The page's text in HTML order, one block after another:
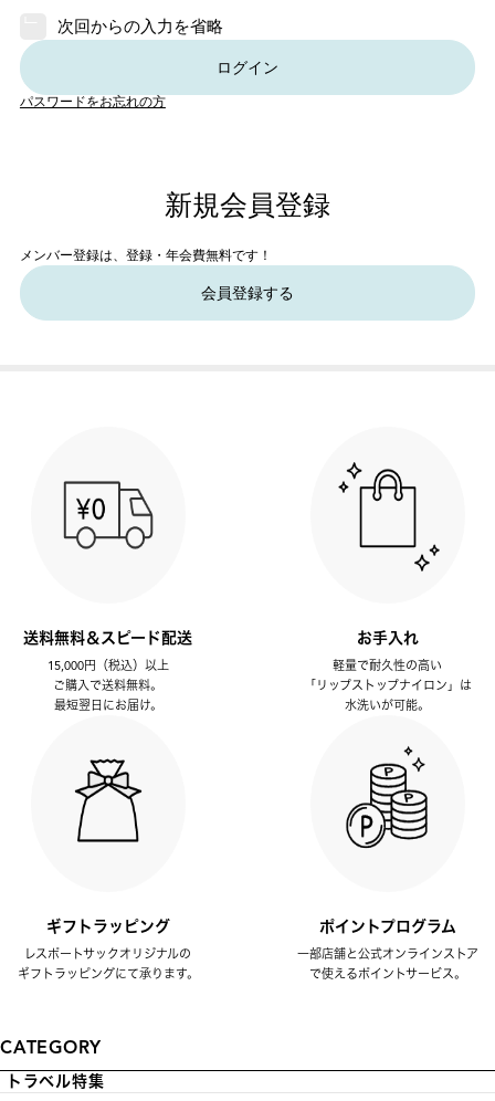
次回からの入力を省略
ログイン
パスワードをお忘れの方
新規会員登録
メンバー登録は、登録・年会費無料です！
会員登録する
送料無料＆スピード配送
15,000円（税込）以上
ご購入で送料無料。
最短翌日にお届け。
お手入れ
軽量で耐久性の高い
「リップストップナイロン」は
水洗いが可能。
ギフトラッピング
レスポートサックオリジナルの
ギフトラッピングにて承ります。
ポイントプログラム
一部店舗と公式オンラインストア
で使えるポイントサービス。
CATEGORY
トラベル特集